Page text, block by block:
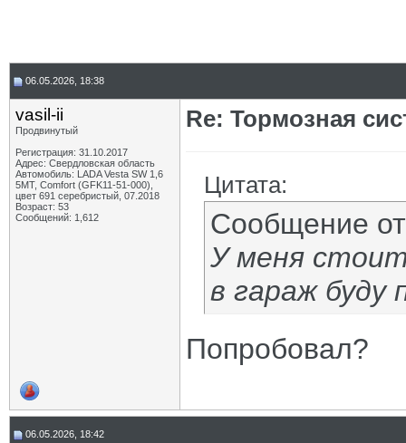
06.05.2026, 18:38
vasil-ii
Продвинутый
Регистрация: 31.10.2017
Адрес: Свердловская область
Автомобиль: LADA Vesta SW 1,6
5МТ, Comfort (GFK11-51-000),
цвет 691 серебристый, 07.2018
Возраст: 53
Сообщений: 1,612
Re: Тормозная
Цитата:
Сообщение
У меня
в гараж буду
Попробовал?
06.05.2026, 18:42